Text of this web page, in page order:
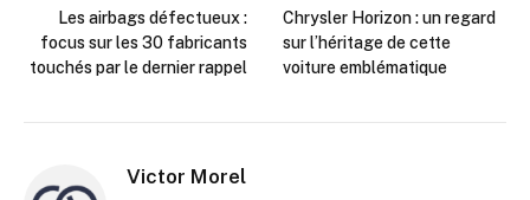
Les airbags défectueux :
focus sur les 30 fabricants
touchés par le dernier rappel
Chrysler Horizon : un regard
sur l’héritage de cette
voiture emblématique
Victor Morel